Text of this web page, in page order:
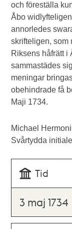
och föreställa
Åbo
annorledes
skrifteligen, som
Riksens håfrätt i
sammastädes
meningar
obehindrade få
Maji 1734.
Michael
Svårtydda
Tid
3 maj 1734